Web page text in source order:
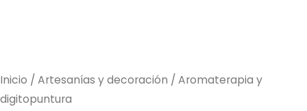
Inicio / Artesanías y decoración / Aromaterapia y
digitopuntura